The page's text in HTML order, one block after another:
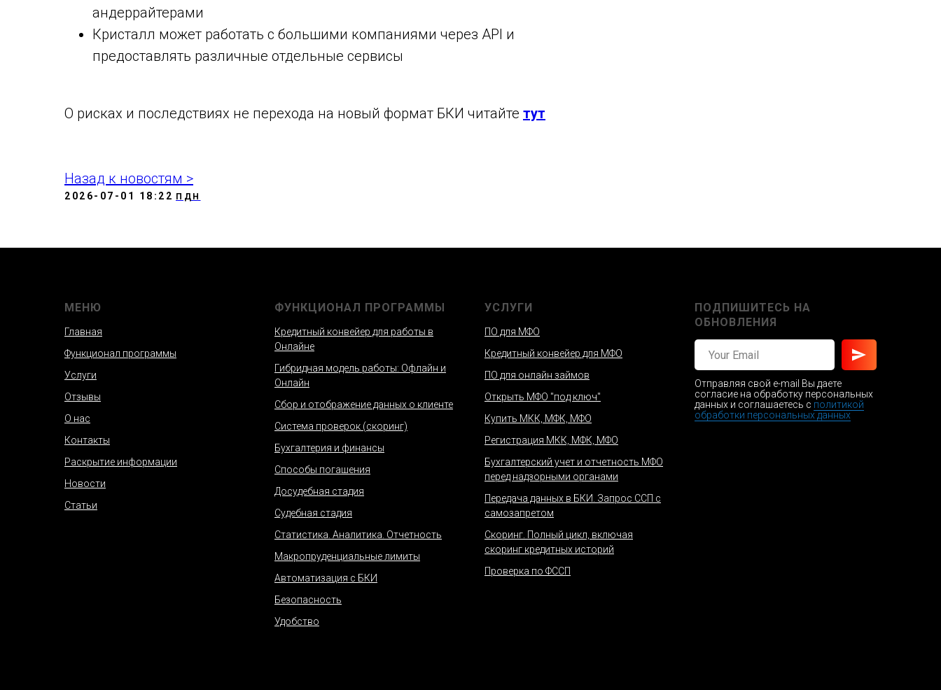
андеррайтерами
Кристалл может работать с большими компаниями через API и
предоставлять различные отдельные сервисы
О рисках и последствиях не перехода на новый формат БКИ читайте тут
Назад к новостям >
2026-07-01 18:22 ПДН
МЕНЮ
Главная
Функционал программы
Услуги
Отзывы
О нас
Контакты
Раскрытие информации
Новости
Статьи
ФУНКЦИОНАЛ ПРОГРАММЫ
Кредитный конвейер для работы в
Онлайне
Гибридная модель работы: Офлайн и
Онлайн
Сбор и отображение данных о клиенте
Система проверок (скоринг)
Бухгалтерия и финансы
Способы погашения
Досудебная стадия
Судебная стадия
Статистика. Аналитика. Отчетность
Макропруденциальные лимиты
Автоматизация с БКИ
Безопасность
Удобство
УСЛУГИ
ПО для МФО
Кредитный конвейер для МФО
ПО для онлайн займов
Открыть МФО "под ключ"
Купить МКК, МФК, МФО
Регистрация МКК, МФК, МФО
Бухгалтерский учет и отчетность МФО
перед надзорными органами
Передача данных в БКИ. Запрос ССП с
самозапретом
Скоринг. Полный цикл, включая
скоринг кредитных историй
Проверка по ФССП
ПОДПИШИТЕСЬ НА
ОБНОВЛЕНИЯ
Отправляя свой e-mail Вы даете
согласие на обработку персональных
данных и соглашаетесь с политикой
обработки персональных данных